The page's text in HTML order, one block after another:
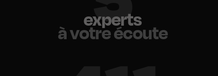
experts
à votre écoute